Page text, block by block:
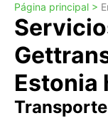
Página principal >
Estonia